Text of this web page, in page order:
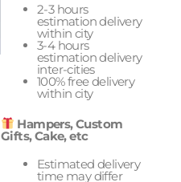
2-3 hours
estimation delivery
within city
3-4 hours
estimation delivery
inter-cities
100% free delivery
within city
Hampers, Custom
Gifts, Cake, etc
Estimated delivery
time may differ